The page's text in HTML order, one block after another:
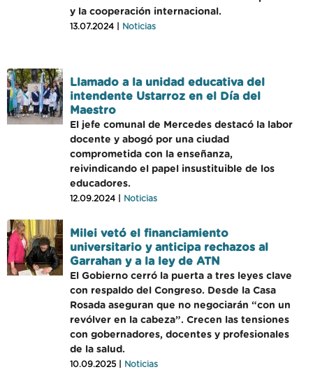
y la cooperación internacional.
13.07.2024 | Noticias
Llamado a la unidad educativa del
intendente Ustarroz en el Día del
Maestro
El jefe comunal de Mercedes destacó la labor
docente y abogó por una ciudad
comprometida con la enseñanza,
reivindicando el papel insustituible de los
educadores.
12.09.2024 | Noticias
Milei vetó el financiamiento
universitario y anticipa rechazos al
Garrahan y a la ley de ATN
El Gobierno cerró la puerta a tres leyes clave
con respaldo del Congreso. Desde la Casa
Rosada aseguran que no negociarán “con un
revólver en la cabeza”. Crecen las tensiones
con gobernadores, docentes y profesionales
de la salud.
10.09.2025 | Noticias